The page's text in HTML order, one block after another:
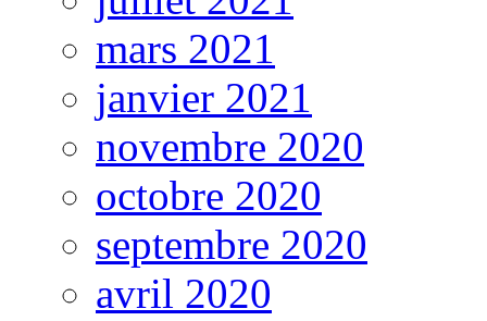
mars 2021
janvier 2021
novembre 2020
octobre 2020
septembre 2020
avril 2020